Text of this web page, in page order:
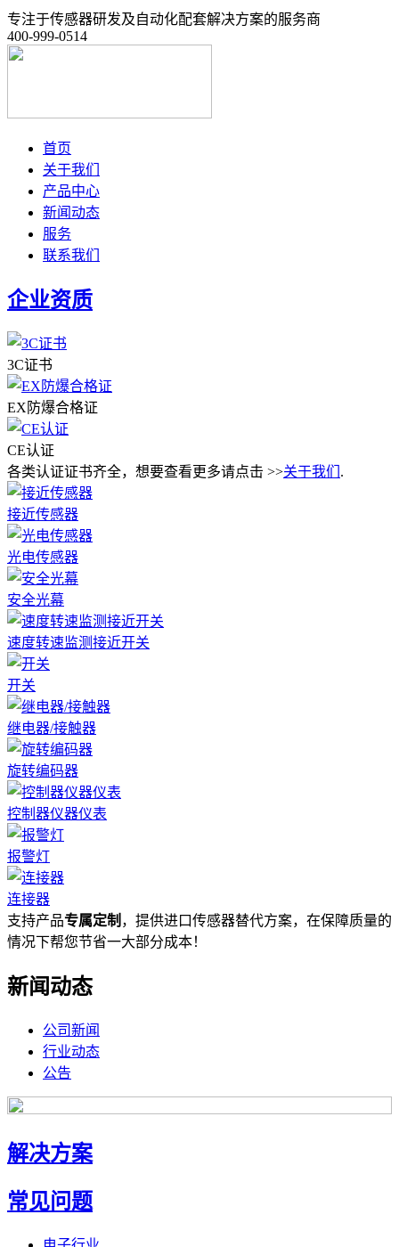
专注于传感器研发及自动化配套解决方案的服务商
400-999-0514
首页
关于我们
产品中心
新闻动态
服务
联系我们
企业资质
3C证书
EX防爆合格证
CE认证
各类认证证书齐全，想要查看更多请点击 >>关于我们 .
接近传感器
光电传感器
安全光幕
速度转速监测接近开关
开关
继电器/接触器
旋转编码器
控制器仪器仪表
报警灯
连接器
支持产品专属定制 ，提供进口传感器替代方案，在保障质量的
情况下帮您节省一大部分成本！
新闻动态
公司新闻
行业动态
公告
解决方案
常见问题